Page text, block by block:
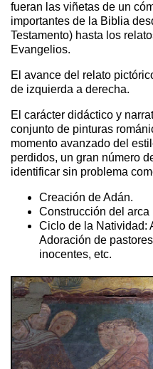
fueran las viñetas de un
importantes de la Biblia
Testamento) hasta los
Evangelios.
El avance del relato
de izquierda a derecha.
El carácter didáctico y
conjunto de pinturas
momento avanzado del
perdidos, un gran número
identificar sin problema
Creación de Adán.
Construcción del arca
Ciclo de la Natividad:
Adoración de
inocentes, etc.